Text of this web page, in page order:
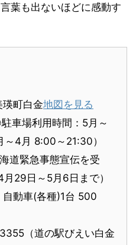
葉も出ないほどに感動す
瑛町白金地図を見る
車場利用時間：5月～
4月 8:00～21:30）
道緊急事態宣伝を受
29日～5月6日まで）
動車(各種)1台 500
（道の駅びえい白金